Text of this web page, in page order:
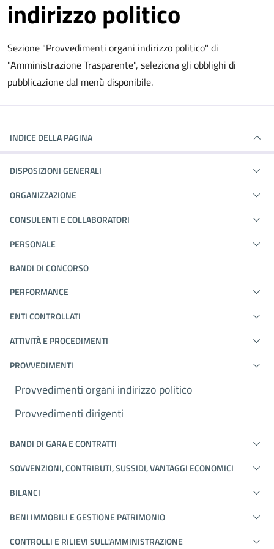
indirizzo politico
Sezione "Provvedimenti organi indirizzo politico" di
"Amministrazione Trasparente", seleziona gli obblighi di
pubblicazione dal menù disponibile.
INDICE DELLA PAGINA
DISPOSIZIONI GENERALI
ORGANIZZAZIONE
CONSULENTI E COLLABORATORI
PERSONALE
BANDI DI CONCORSO
PERFORMANCE
ENTI CONTROLLATI
ATTIVITÀ E PROCEDIMENTI
PROVVEDIMENTI
Provvedimenti organi indirizzo politico
Provvedimenti dirigenti
BANDI DI GARA E CONTRATTI
SOVVENZIONI, CONTRIBUTI, SUSSIDI, VANTAGGI ECONOMICI
BILANCI
BENI IMMOBILI E GESTIONE PATRIMONIO
CONTROLLI E RILIEVI SULL'AMMINISTRAZIONE